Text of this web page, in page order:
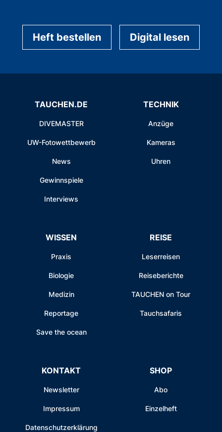
Heft bestellen Digital lesen
TAUCHEN.DE
DIVEMASTER
UW-Fotowettbewerb
News
Gewinnspiele
Interviews
TECHNIK
Anzüge
Kameras
Uhren
WISSEN
Praxis
Biologie
Medizin
Reportage
Save the ocean
REISE
Leserreisen
Reiseberichte
TAUCHEN on Tour
Tauchsafaris
KONTAKT
Newsletter
Impressum
Datenschutzerklärung
SHOP
Abo
Einzelheft